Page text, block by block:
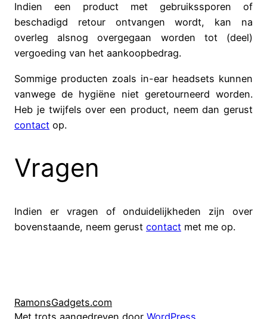
Indien een product met gebruikssporen of
beschadigd retour ontvangen wordt, kan na
overleg alsnog overgegaan worden tot (deel)
vergoeding van het aankoopbedrag.
Sommige producten zoals in-ear headsets kunnen
vanwege de hygiëne niet geretourneerd worden.
Heb je twijfels over een product, neem dan gerust
contact op.
Vragen
Indien er vragen of onduidelijkheden zijn over
bovenstaande, neem gerust contact met me op.
RamonsGadgets.com
Met trots aangedreven door WordPress